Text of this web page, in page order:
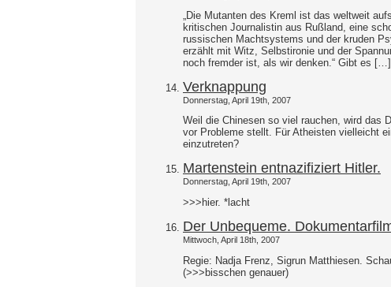
„Die Mutanten des Kreml ist das weltweit
kritischen Journalistin aus Rußland, eine
russischen Machtsystems und der kruden
erzählt mit Witz, Selbstironie und der
noch fremder ist, als wir denken.“ Gibt es […]
Verknappung
Donnerstag, April 19th, 2007
Weil die Chinesen so viel rauchen, wird das
vor Probleme stellt. Für Atheisten vielleicht
einzutreten?
Martenstein entnazifiziert Hitler.
Donnerstag, April 19th, 2007
>>>hier. *lacht
Der Unbequeme.
Mittwoch, April 18th, 2007
Regie: Nadja Frenz, Sigrun Matthiesen.
(>>>bisschen genauer)